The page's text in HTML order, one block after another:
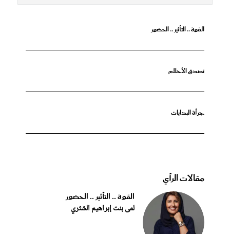
القوة .. التأثير .. الحضور
تصدق الأحلام
جرأة البدايات
مقالات الرأي
القوة .. التأثير .. الحضور
لمى بنت إبراهيم الشثري